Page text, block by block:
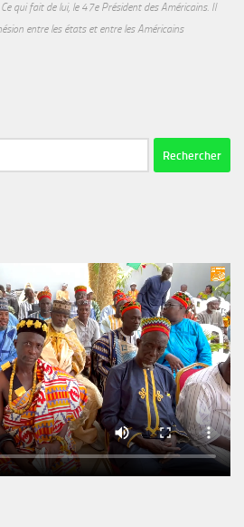
qui fait de lui, le 47e Président des Américains. Il
entre les états et entre les Américains